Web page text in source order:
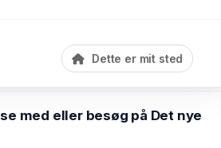
Dette er mit sted
med eller besøg på Det nye